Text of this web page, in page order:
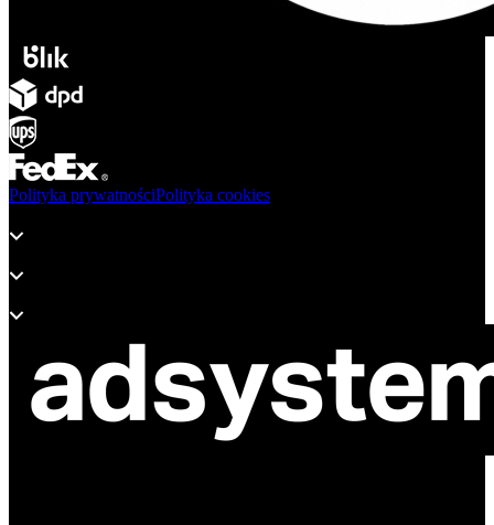
Polityka prywatnościPolityka cookies